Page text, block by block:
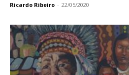
Ricardo Ribeiro - 22/05/2020